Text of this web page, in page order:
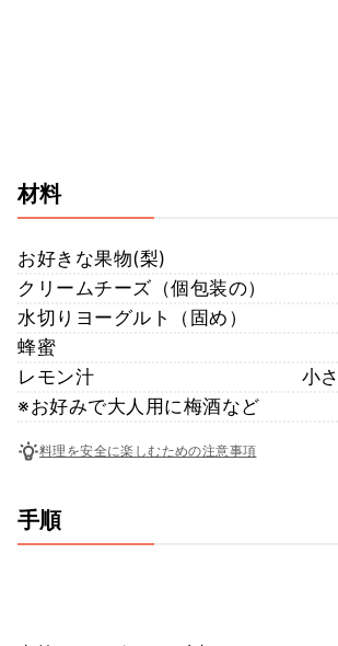
材料
お好きな果物(梨)
クリームチーズ（個包装の）
水切りヨーグルト（固め）
蜂蜜
レモン汁
小
※お好みで大人用に梅酒など
料理を安全に楽しむための注意事項
手順